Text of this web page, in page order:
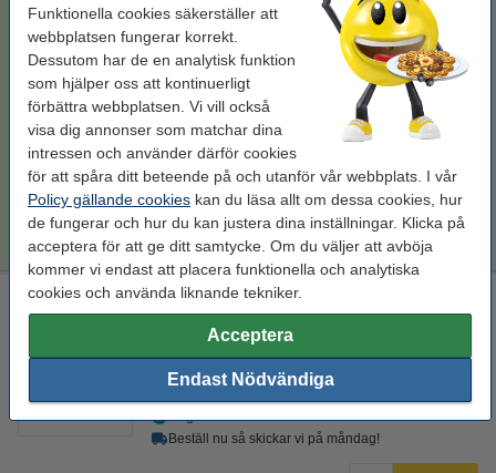
Funktionella cookies säkerställer att
webbplatsen fungerar korrekt.
Dessutom har de en analytisk funktion
som hjälper oss att kontinuerligt
förbättra webbplatsen. Vi vill också
visa dig annonser som matchar dina
intressen och använder därför cookies
för att spåra ditt beteende på och utanför vår webbplats. I vår
Policy gällande cookies kan du läsa allt om dessa cookies, hur
de fungerar och hur du kan justera dina inställningar. Klicka på
acceptera för att ge ditt samtycke. Om du väljer att avböja
kommer vi endast att placera funktionella och analytiska
cookies och använda liknande tekniker.
Acceptera
Endast Nödvändiga
Canon 723HBK/723C/M/Y toner 4-pack (varumärket 123ink)
Svart (1x) och färg (3x)
Se specifikationerna och beskrivningen
i lager
Beställ nu så skickar vi på måndag!
Per sida 0,12 kr
4 150 kr Beställ
Rengöringsduk för laserskrivare
rengöringsduk för toner
Se specifikationerna och beskrivningen
i lager
Beställ nu så skickar vi på måndag!